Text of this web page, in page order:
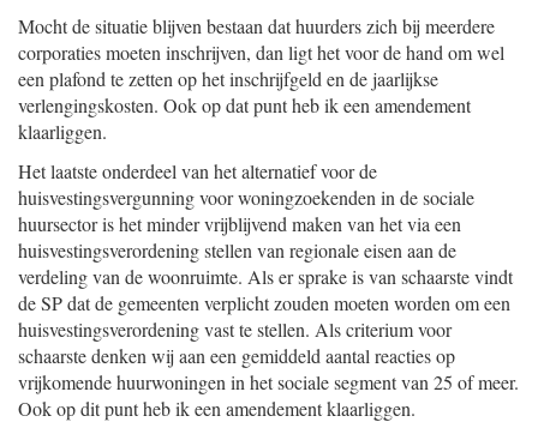
Mocht de situatie blijven bestaan dat huurders zich bij meerdere
corporaties moeten inschrijven, dan ligt het voor de hand om wel
een plafond te zetten op het inschrijfgeld en de jaarlijkse
verlengingskosten. Ook op dat punt heb ik een amendement
klaarliggen.
Het laatste onderdeel van het alternatief voor de
huisvestingsvergunning voor woningzoekenden in de sociale
huursector is het minder vrijblijvend maken van het via een
huisvestingsverordening stellen van regionale eisen aan de
verdeling van de woonruimte. Als er sprake is van schaarste vindt
de SP dat de gemeenten verplicht zouden moeten worden om een
huisvestingsverordening vast te stellen. Als criterium voor
schaarste denken wij aan een gemiddeld aantal reacties op
vrijkomende huurwoningen in het sociale segment van 25 of meer.
Ook op dit punt heb ik een amendement klaarliggen.